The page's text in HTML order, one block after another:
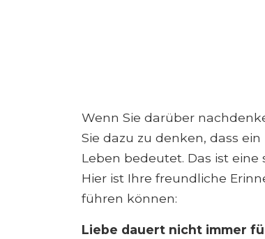
Wenn Sie darüber
Sie dazu zu denken, dass
Leben bedeutet. Das ist
Hier ist Ihre freundliche
führen können:
Liebe dauert nicht immer